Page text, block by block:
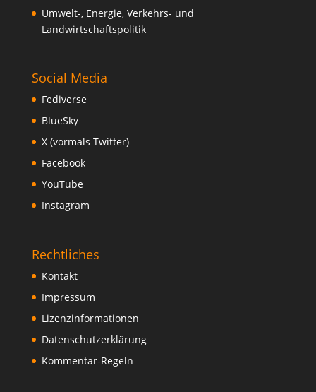
Umwelt-, Energie, Verkehrs- und
Landwirtschaftspolitik
Social Media
Fediverse
BlueSky
X (vormals Twitter)
Facebook
YouTube
Instagram
Rechtliches
Kontakt
Impressum
Lizenzinformationen
Datenschutzerklärung
Kommentar-Regeln